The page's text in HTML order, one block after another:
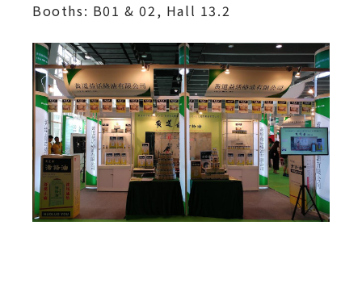
Booths: B01 & 02, Hall 13.2